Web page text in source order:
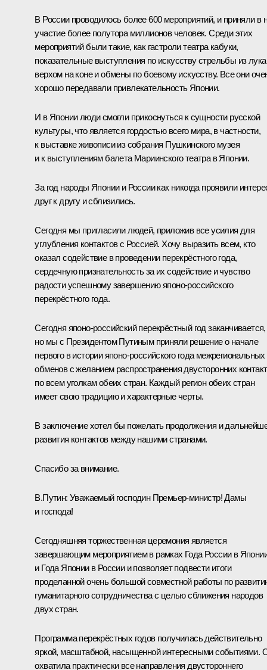
В России проводилось более 600 мероприятий, и приняли в
участие более полутора миллионов человек. Среди этих
мероприятий были такие, как гастроли театра кабуки,
показательные выступления по искусству стрельбы из лука
верхом на коне и обмены по боевому искусству. Все они
хорошо передавали привлекательность Японии.
И в Японии люди смогли прикоснуться к сущности русской
культуры, что является гордостью всего мира, в частности,
к выставке живописи из собрания Пушкинского музея
и к выступлениям балета Мариинского театра в Японии.
За год народы Японии и России как никогда проявили
друг к другу и сблизились.
Сегодня мы пригласили людей, приложив все усилия для
углубления контактов с Россией. Хочу выразить всем, кто
оказал содействие в проведении перекрёстного года,
сердечную признательность за их содействие и чувство
радости успешному завершению японо‑российского
перекрёстного года.
Сегодня японо‑российский перекрёстный год заканчивается,
но мы с Президентом Путиным приняли решение о начале
первого в истории японо‑российского года межрегиональных
обменов с желанием распространения двусторонних
по всем уголкам обеих стран. Каждый регион обеих стран
имеет свою традицию и характерные черты.
В заключение хотел бы пожелать продолжения и
развития контактов между нашими странами.
Спасибо за внимание.
В.Путин: Уважаемый господин Премьер-министр! Дамы
и господа!
Сегодняшняя торжественная церемония является
завершающим мероприятием в рамках Года России в
и Года Японии в России и позволяет подвести итоги
проделанной очень большой совместной работы по
гуманитарного сотрудничества с целью сближения народов
двух стран.
Программа перекрёстных годов получилась действительно
яркой, масштабной, насыщенной интересными событиями.
охватила практически все направления двустороннего